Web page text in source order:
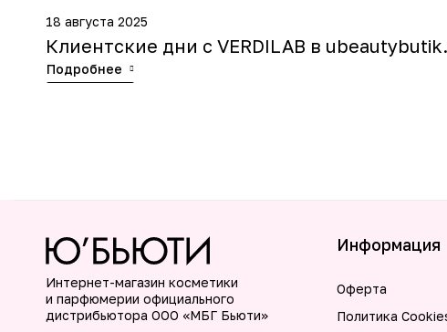
18 августа 2025
Клиентские дни с VERDILAB в
Подробнее
Интернет-магазин косметики
и парфюмерии официального
дистрибьютора ООО «МБГ Бьюти»
Информация
Оферта
Политика